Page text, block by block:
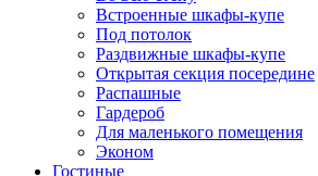
Встроенные шкафы-купе
Под потолок
Раздвижные шкафы-купе
Открытая секция посередине
Распашные
Гардероб
Для маленького помещения
Эконом
Гостиные